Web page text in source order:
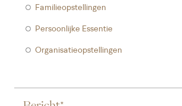
Familieopstellingen
Persoonlijke Essentie
Organisatieopstellingen